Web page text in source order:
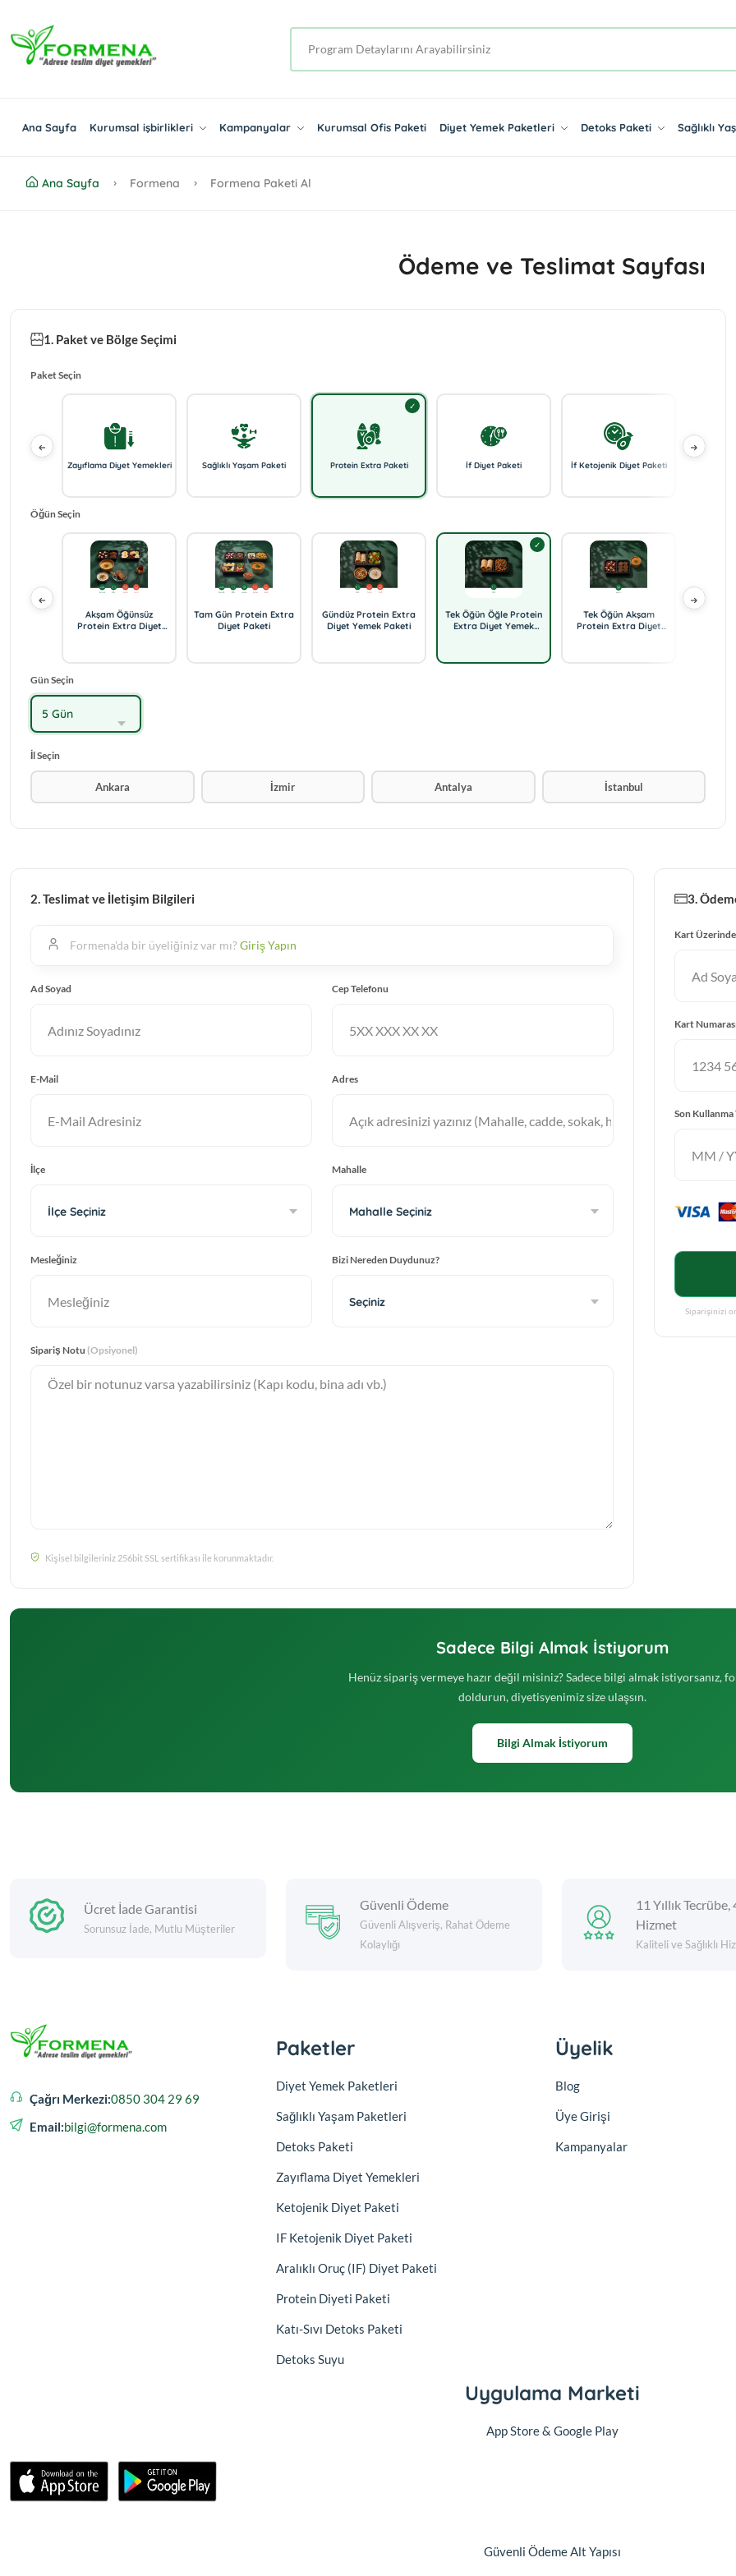
Ana Sayfa Kurumsal işbirlikleri Kampanyalar Kurumsal Ofis Paketi Diyet Yemek Paketleri Detoks Paketi Sağlıklı
Ana Sayfa Formena Formena Paketi Al
Ödeme ve Teslimat Sayfası
1. Paket ve Bölge Seçimi
Paket Seçin
Zayıflama Diyet Yemekleri Sağlıklı Yaşam Paketi Protein Extra Paketi İf Diyet Paketi İf Ketojenik Diyet Paketi
Öğün Seçin
Akşam Öğünsüz
Protein Extra Diyet
Tam Gün Protein Extra
Diyet Paketi
Gündüz Protein Extra
Diyet Yemek Paketi
Tek Öğün Öğle Protein
Extra Diyet Yemek
Tek Öğün Akşam
Protein Extra Diyet
Gün Seçin
5 Gün
İl Seçin
Ankara İzmir Antalya İstanbul
2. Teslimat ve İletişim Bilgileri
Formena'da bir üyeliğiniz var mı? Giriş Yapın
Ad Soyad Cep Telefonu
E-Mail Adres
İlçe
İlçe Seçiniz
Mahalle
Mahalle Seçiniz
Mesleğiniz Bizi Nereden Duydunuz?
Seçiniz
Sipariş Notu (Opsiyonel)
Kişisel bilgileriniz 256bit SSL sertifikası ile korunmaktadır.
3.
Kart
Kart
Son Kullanma
Siparişinizi
Sadece Bilgi Almak İstiyorum
Henüz sipariş vermeye hazır değil misiniz? Sadece bilgi almak istiyorsanız,
doldurun, diyetisyenimiz size ulaşsın.
Bilgi Almak İstiyorum
Ücret İade Garantisi
Sorunsuz İade, Mutlu Müşteriler
Güvenli Ödeme
Güvenli Alışveriş, Rahat Ödeme
Kolaylığı
11 Yıllık Tecrübe,
Hizmet
Kaliteli ve Sağlıklı
Çağrı Merkezi:0850 304 29 69
Email:bilgi@formena.com
Paketler
Diyet Yemek Paketleri
Sağlıklı Yaşam Paketleri
Detoks Paketi
Zayıflama Diyet Yemekleri
Ketojenik Diyet Paketi
IF Ketojenik Diyet Paketi
Aralıklı Oruç (IF) Diyet Paketi
Protein Diyeti Paketi
Katı-Sıvı Detoks Paketi
Detoks Suyu
Üyelik
Blog
Üye Girişi
Kampanyalar
Uygulama Marketi
App Store & Google Play
Güvenli Ödeme Alt Yapısı